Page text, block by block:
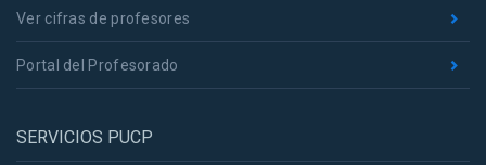
Ver cifras de profesores
Portal del Profesorado
SERVICIOS PUCP